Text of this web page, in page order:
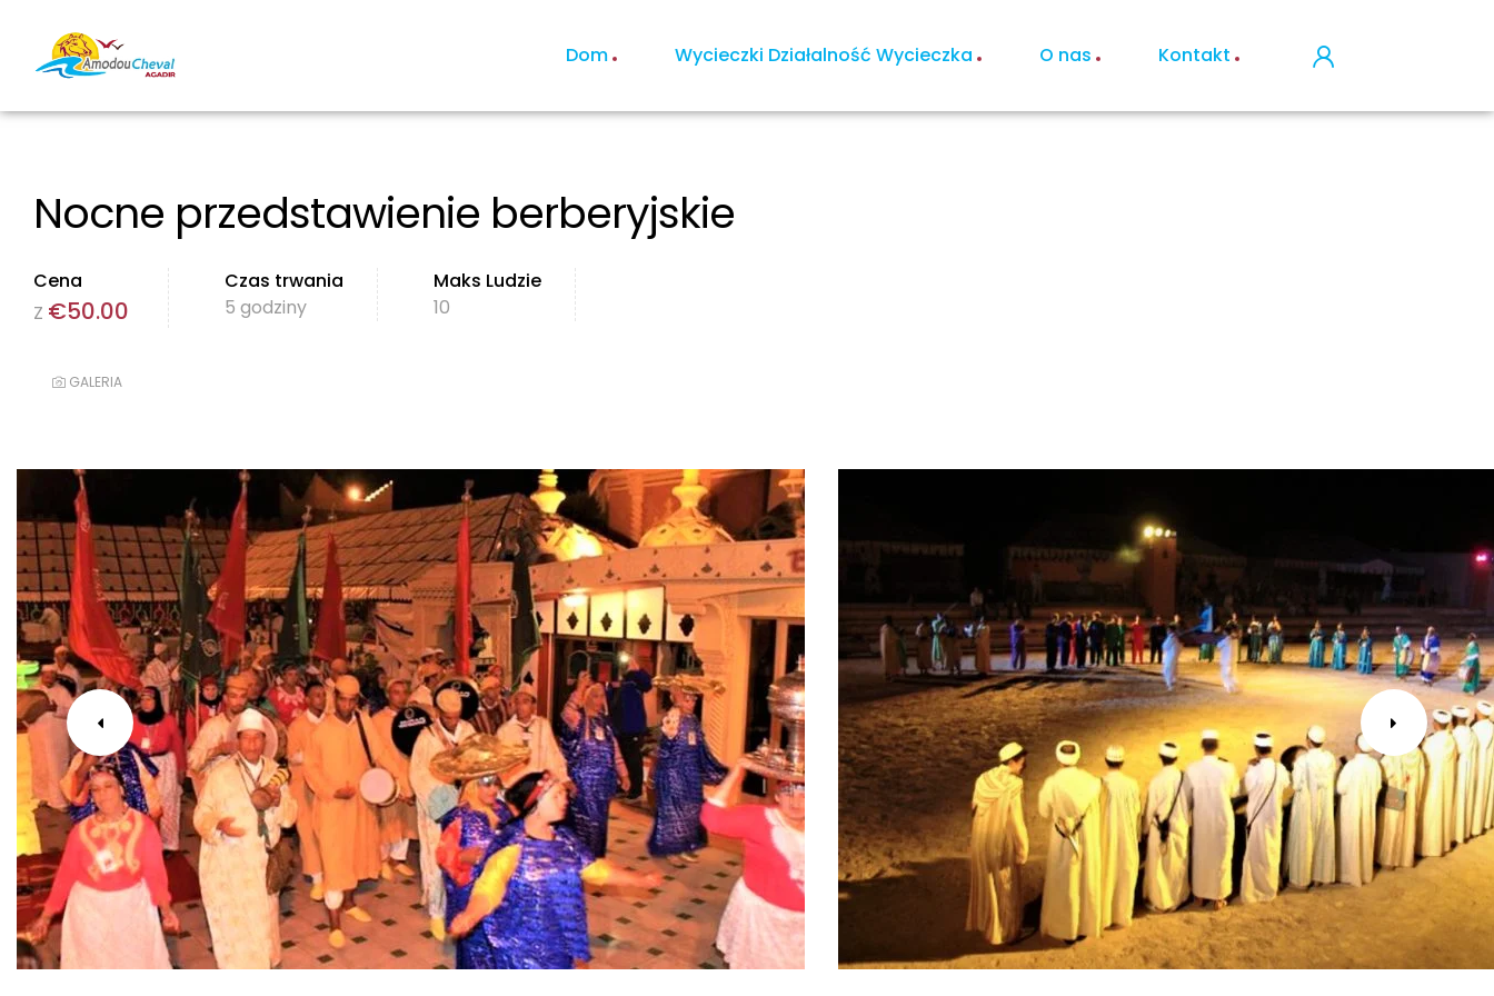
Dom Wycieczki Działalność Wycieczka O nas Kontakt
Nocne przedstawienie berberyjskie
Cena
Z €50.00
Czas trwania
5 godziny
Maks Ludzie
10
GALERIA